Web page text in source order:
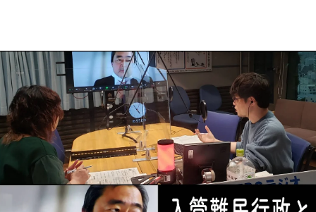
イベント・グッズ
YouTube
会社情報